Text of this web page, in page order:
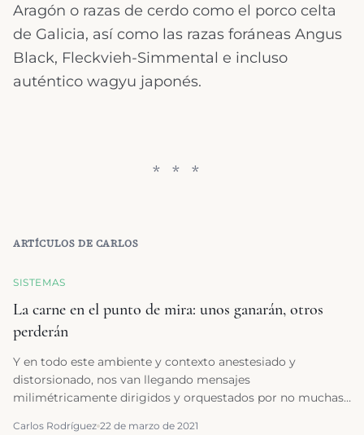
Aragón o razas de cerdo como el porco celta
de Galicia, así como las razas foráneas Angus
Black, Fleckvieh-Simmental e incluso
auténtico wagyu japonés.
ARTÍCULOS DE CARLOS
SISTEMAS
La carne en el punto de mira: unos ganarán, otros
perderán
Y en todo este ambiente y contexto anestesiado y
distorsionado, nos van llegando mensajes
milimétricamente dirigidos y orquestados por no muchas
Carlos Rodríguez 22 de marzo de 2021